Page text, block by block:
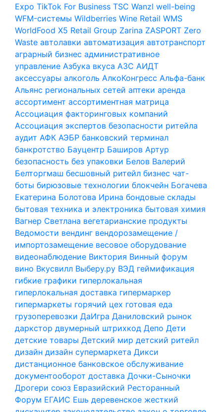
Expo TikTok For Business TSC Wanzl well-being
WFM-системы Wildberries Wine Retail WMS
WorldFood X5 Retail Group Zarina ZASPORT Zero
Waste автолавки автоматизация автотранспорт
аграрный бизнес административное
управление Азбука вкуса АЗС АИДТ
аксессуары алкоголь АлкоКонгресс Альфа-банк
Альянс региональных сетей аптеки аренда
ассортимент ассортиментная матрица
Ассоциация факторинговых компаний
Ассоциация экспертов безопасности ритейла
аудит АФК АЭБР банковский терминал
банкротство Бауцентр Баширов Артур
безопасность без упаковки Белов Валерий
Белторгмаш бесшовный ритейл бизнес чат-
боты бирюзовые технологии блокчейн Богачева
Екатерина Болотова Ирина бондовые склады
бытовая техника и электроника бытовая химия
Вагнер Светлана вегетарианские продукты
Ведомости вендинг вендорозамещение /
импортозамещение весовое оборудование
видеонаблюдение Виктория Винный форум
вино Вкусвилл Выберу.ру ВЭД геймификация
гибкие графики гиперлокальная
гиперлокальная доставка гипермаркер
гипермаркеты горячий цех готовая еда
грузоперевозки ДаИгра Даниловский рынок
даркстор двумерный штрихкод Депо Дети
детские товары Детский мир детский ритейл
дизайн дизайн супермаркета Дикси
дистанционное банковское обслуживание
документооборот доставка Дочки-Сыночки
Дрогери союз Евразийский Ресторанный
Форум ЕГАИС Ешь деревенское жесткий